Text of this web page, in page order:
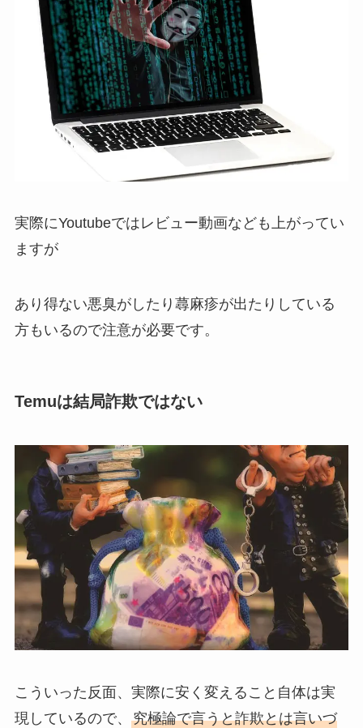
実際にYoutubeではレビュー動画なども上がってい
ますが
あり得ない悪臭がしたり蕁麻疹が出たりしている
方もいるので注意が必要です。
Temuは結局詐欺ではない
こういった反面、実際に安く変えること自体は実
現しているので、 究極論で言うと詐欺とは言いづ